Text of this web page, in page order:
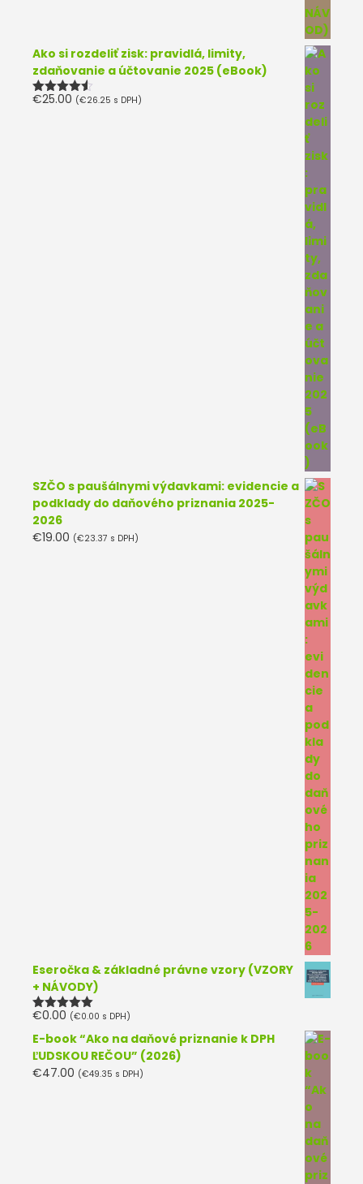
Ako si rozdeliť zisk: pravidlá, limity,
zdaňovanie a účtovanie 2025 (eBook)
Hodnotenie
€25.00 (€26.25 s DPH)
SZČO s paušálnymi výdavkami: evidencie a
podklady do daňového priznania 2025-
2026
€19.00 (€23.37 s DPH)
Eseročka & základné právne vzory (VZORY
+ NÁVODY)
Hodnotenie
€0.00 (€0.00 s DPH)
E-book “Ako na daňové priznanie k DPH
ĽUDSKOU REČOU” (2026)
€47.00 (€49.35 s DPH)